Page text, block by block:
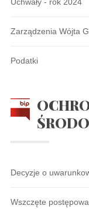
Zarządzenia Wójta
Podatki
Decyzje o
Wszczęte